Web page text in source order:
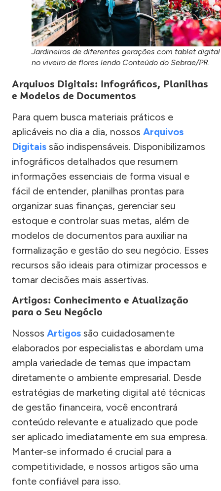
Jardineiros de diferentes gerações com tablet digital
no viveiro de flores lendo Conteúdo do Sebrae/PR.
Arquivos Digitais: Infográficos, Planilhas
e Modelos de Documentos
Para quem busca materiais práticos e
aplicáveis no dia a dia, nossos Arquivos
Digitais são indispensáveis. Disponibilizamos
infográficos detalhados que resumem
informações essenciais de forma visual e
fácil de entender, planilhas prontas para
organizar suas finanças, gerenciar seu
estoque e controlar suas metas, além de
modelos de documentos para auxiliar na
formalização e gestão do seu negócio. Esses
recursos são ideais para otimizar processos e
tomar decisões mais assertivas.
Artigos: Conhecimento e Atualização
para o Seu Negócio
Nossos Artigos são cuidadosamente
elaborados por especialistas e abordam uma
ampla variedade de temas que impactam
diretamente o ambiente empresarial. Desde
estratégias de marketing digital até técnicas
de gestão financeira, você encontrará
conteúdo relevante e atualizado que pode
ser aplicado imediatamente em sua empresa.
Manter-se informado é crucial para a
competitividade, e nossos artigos são uma
fonte confiável para isso.